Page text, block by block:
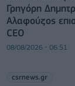
Γρηγόρη
Αλαφούζος
CEO
08/08/2026 - 06:51
csrnews.gr